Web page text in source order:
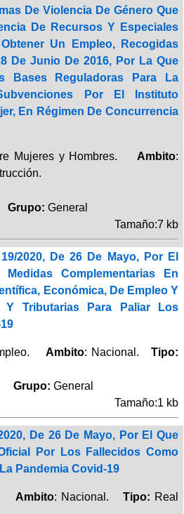
De Violencia De Género Que
De Recursos Y Especiales
Un Empleo, Recogidas
De Junio De 2016, Por La Que
Bases Reguladoras Para La
Por El Instituto
En Régimen De Concurrencia
Mujeres y Hombres. Ambito:
Grupo: General
Tamaño:7 kb
2020, De 26 De Mayo, Por El
Complementarias En
Económica, De Empleo Y
Y Tributarias Para Paliar Los
Ambito: Nacional.Tipo:
Grupo: General
Tamaño:1 kb
De 26 De Mayo, Por El Que
Por Los Fallecidos Como
Pandemia Covid-19
Ambito: Nacional. Tipo: Real